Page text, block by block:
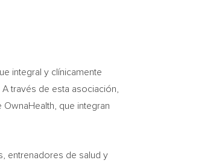
integral y clínicamente
través de esta asociación,
que integran
entrenadores de salud y